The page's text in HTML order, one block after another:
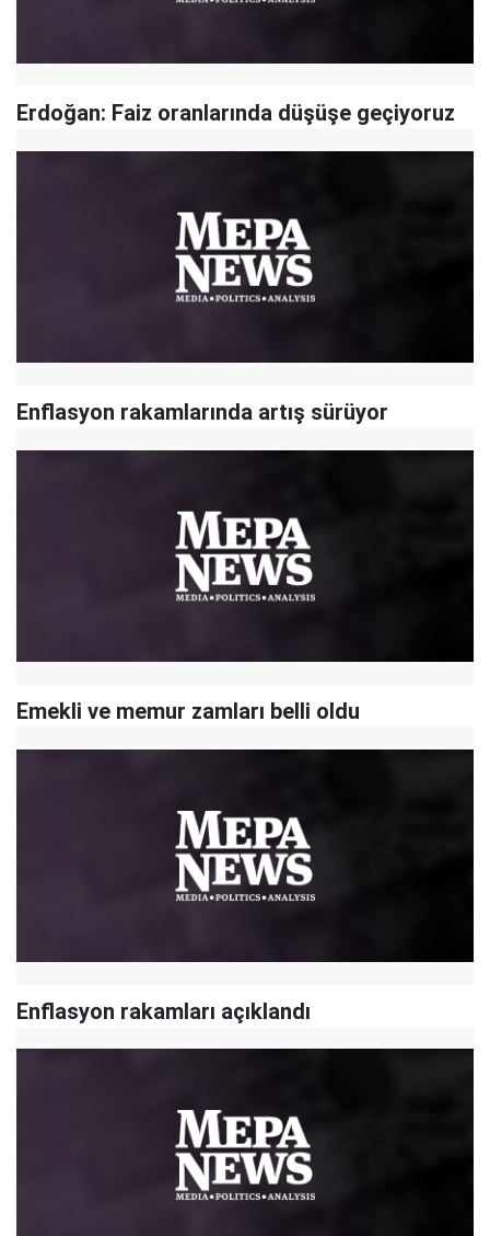
Erdoğan: Faiz oranlarında düşüşe geçiyoruz
Enflasyon rakamlarında artış sürüyor
Emekli ve memur zamları belli oldu
Enflasyon rakamları açıklandı